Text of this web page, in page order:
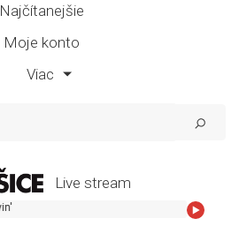
Najčítanejšie
Moje konto
Viac
Live stream